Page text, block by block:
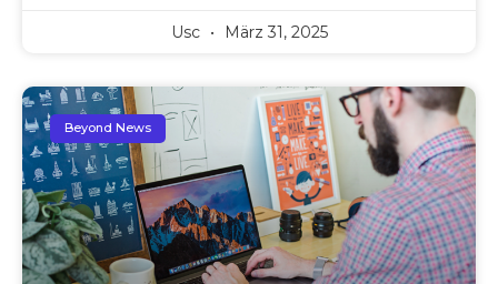
Usc März 31, 2025
Beyond News